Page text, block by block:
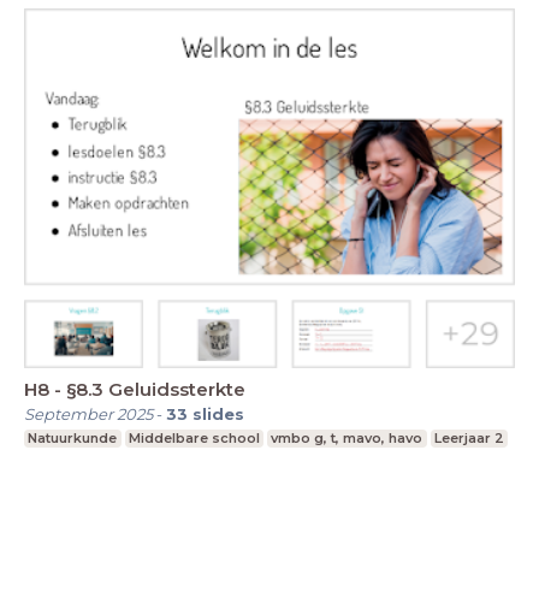
H8 - §8.3 Geluidssterkte
September 2025-33 slides
Natuurkunde Middelbare school vmbo g, t, mavo, havo Leerjaar 2